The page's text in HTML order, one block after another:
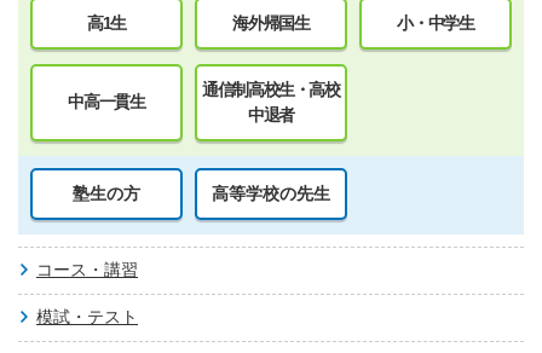
高1生 海外帰国生 小・中学生
中高一貫生
通信制高校生・高校
中退者
塾生の方 高等学校の先生
コース・講習
模試・テスト